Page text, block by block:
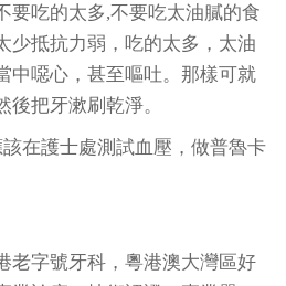
要吃的太多,不要吃太油膩的食
少抵抗力弱，吃的太多，太油
中噁心，甚至嘔吐。那樣可就
後把牙漱刷乾淨。
該在護士處測試血壓，做普魯卡
老字號牙科，粵港澳大灣區好